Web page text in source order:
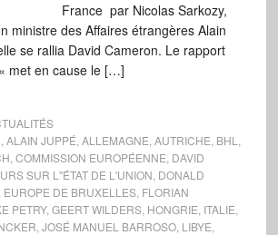
France par Nicolas Sarkozy,
ministre des Affaires étrangères Alain
se rallia David Cameron. Le rapport
met en cause le […]
ALAIN JUPPÉ ALLEMAGNE AUTRICHE BHL
COMMISSION EUROPÉENNE DAVID
SUR L"ÉTAT DE L'UNION DONALD
EUROPE DE BRUXELLES, FLORIAN
PETRY, GEERT WILDERS, HONGRIE ITALIE
JOSÉ MANUEL BARROSO, LIBYE